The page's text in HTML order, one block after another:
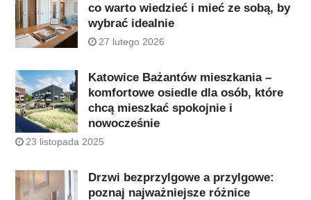
co warto wiedzieć i mieć ze sobą, by
wybrać idealnie
27 lutego 2026
Katowice Bażantów mieszkania –
komfortowe osiedle dla osób, które
chcą mieszkać spokojnie i
nowocześnie
23 listopada 2025
Drzwi bezprzylgowe a przylgowe:
poznaj najważniejsze różnice